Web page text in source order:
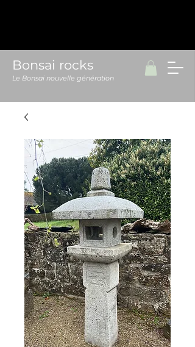
Bonsai rocks
Le Bonsai nouvelle génération